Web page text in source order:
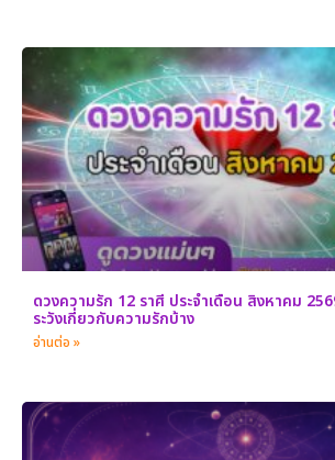
ดวงความรัก 12 ราศี ประจำเดือน สิงหาคม
ระวังเกี่ยวกับความรักบ้าง
อ่านต่อ »